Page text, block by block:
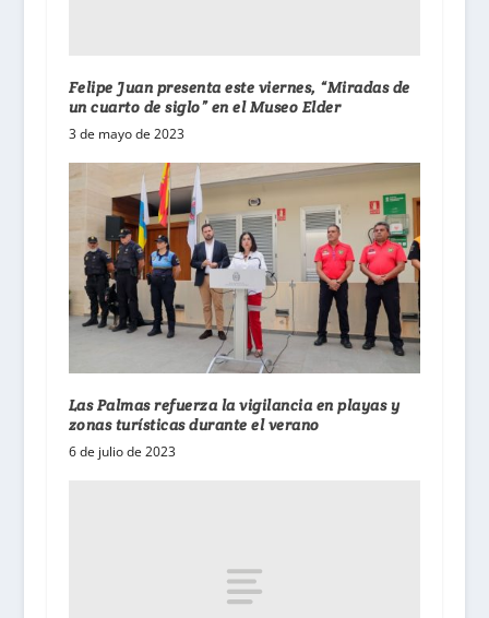
Felipe Juan presenta este viernes, “Miradas de
un cuarto de siglo” en el Museo Elder
3 de mayo de 2023
Las Palmas refuerza la vigilancia en playas y
zonas turísticas durante el verano
6 de julio de 2023